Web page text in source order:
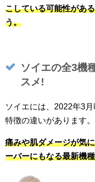
こしている可能性があ
う。
ソイエの全3機
スメ!
ソイエには、2022年3
特徴の違いがあります。
痛みや肌ダメージが気
ーバーにもなる最新機